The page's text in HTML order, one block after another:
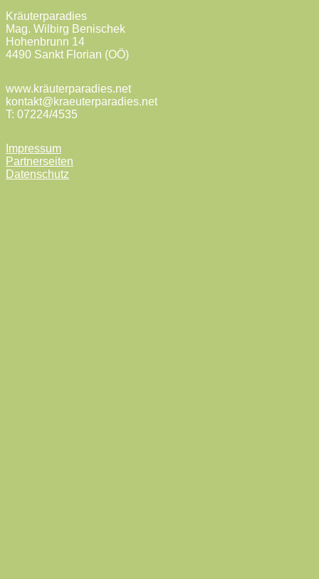
Kräuterparadies
Mag. Wilbirg Benischek
Hohenbrunn 14
4490 Sankt Florian (OÖ)
www.kräuterparadies.net
kontakt@kraeuterparadies.net
T: 07224/4535
Impressum
Partnerseiten
Datenschutz